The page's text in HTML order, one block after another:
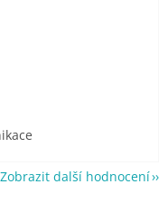
z 5 hvězdiček.
Zobrazit další hodnocení